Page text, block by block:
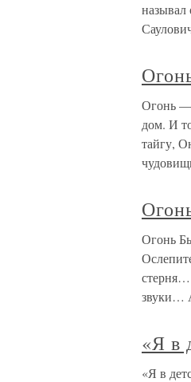
называл
Огонь —
дом. И
тайгу,
Огонь
стерня…
звуки…
«Я в
«Я в